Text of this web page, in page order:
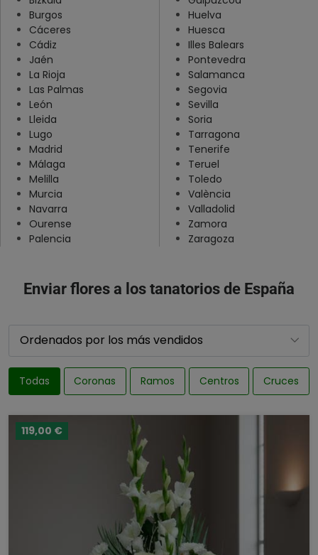
Santa Cruz De Tenerife
Segovia
Sevilla
Soria
Tarragona
Teruel
Toledo
Valencia
Valladolid
Zamora
Zaragoza
Burgos
Cáceres
Cádiz
Huelva
Huesca
Illes Balears
Jaén
La Rioja
Las Palmas
León
Lleida
Lugo
Madrid
Málaga
Melilla
Murcia
Navarra
Ourense
Palencia
Pontevedra
Salamanca
Segovia
Sevilla
Soria
Tarragona
Tenerife
Teruel
Toledo
València
Valladolid
Zamora
Zaragoza
Enviar flores a los tanatorios de España
Todas Coronas Ramos Centros Cruces
119,00 €